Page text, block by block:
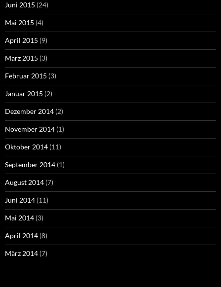
Juni 2015 (24)
Mai 2015 (4)
April 2015 (9)
März 2015 (3)
Februar 2015 (3)
Januar 2015 (2)
Dezember 2014 (2)
November 2014 (1)
Oktober 2014 (11)
September 2014 (1)
August 2014 (7)
Juni 2014 (11)
Mai 2014 (3)
April 2014 (8)
März 2014 (7)